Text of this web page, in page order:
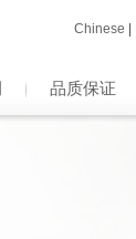
Chinese
品质保证